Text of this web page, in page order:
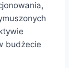
budżecie